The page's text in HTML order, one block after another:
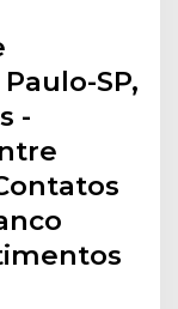
SP,
-